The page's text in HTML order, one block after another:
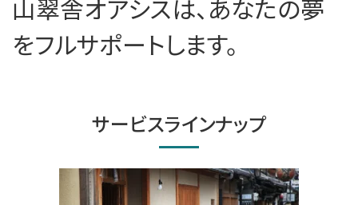
山翠舎オアシスは、あなたの夢
をフルサポートします。
サービスラインナップ